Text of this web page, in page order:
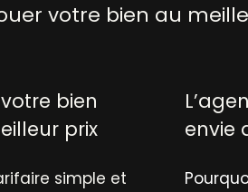
votre bien au
bien
prix
simple et
envie